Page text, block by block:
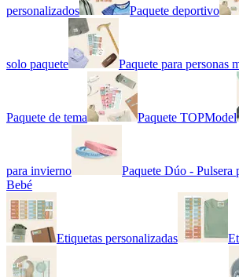
personalizados Paquete deportivo
solo paquete Paquete para personas
Paquete de tema Paquete TOPModel
para invierno
Paquete Dúo - Pulsera
Bebé
Etiquetas personalizadas